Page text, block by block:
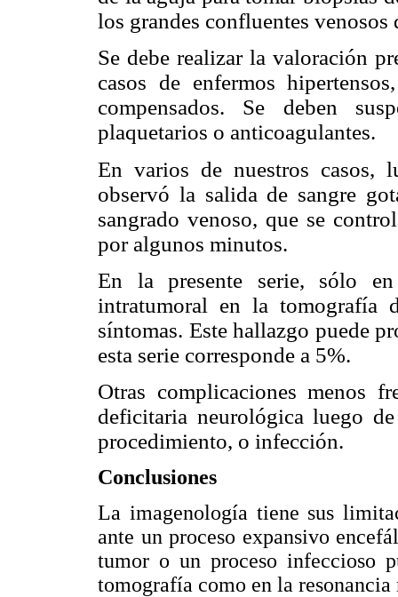
los grandes confluentes venosos
Se debe realizar la valoración
casos de enfermos
compensados. Se deben
plaquetarios o anticoagulantes.
En varios de nuestros casos,
observó la salida de sangre
sangrado venoso, que se
por algunos minutos.
En la presente serie, sólo
intratumoral en la tomografía
síntomas. Este hallazgo puede
esta serie corresponde a 5%.
Otras complicaciones menos
deficitaria neurológica luego
procedimiento, o infección.
Conclusiones
La imagenología tiene sus
ante un proceso expansivo
tumor o un proceso infeccioso
tomografía como en la resonancia